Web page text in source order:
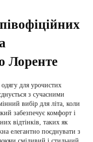
Лоренте
для урочистих
з сучасними
вибір для літа, коли
забезпечує комфорт і
відтінків, таких як
елегантно поєднувати з